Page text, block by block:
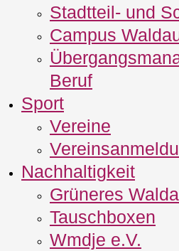
Stadtteil- und
Campus
Beruf
Sport
Vereine
Nachhaltigkeit
Grüneres
Tauschboxen
Wmdje e.V.